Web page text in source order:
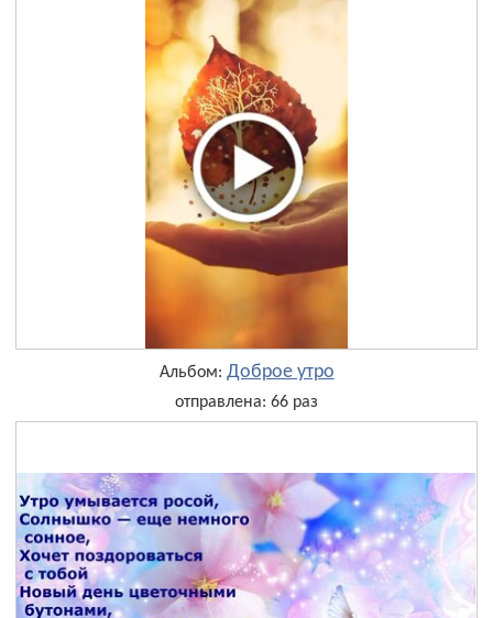
Альбом: Доброе утро
отправлена: 66 раз